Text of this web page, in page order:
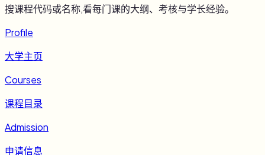
搜课程代码或名称,看每门课的大纲、考核与学长经验。
Profile
大学主页
Courses
课程目录
Admission
申请信息